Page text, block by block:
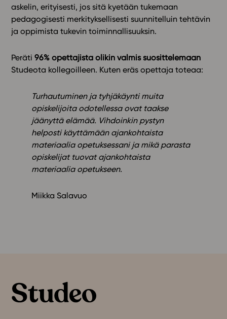
askelin, erityisesti, jos sitä kyetään tukemaan
pedagogisesti merkityksellisesti suunnitelluin tehtävin
ja oppimista tukevin toiminnallisuuksin.
Peräti96% opettajista olikin valmis suosittelemaan
Studeota kollegoilleen. Kuten eräs opettaja toteaa:
Turhautuminen ja tyhjäkäynti muita
opiskelijoita odotellessa ovat taakse
jäänyttä elämää. Vihdoinkin pystyn
helposti käyttämään ajankohtaista
materiaalia opetuksessani ja mikä parasta
opiskelijat tuovat ajankohtaista
materiaalia opetukseen.
Miikka Salavuo